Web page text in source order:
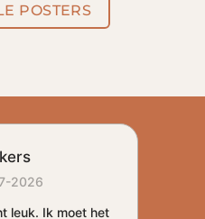
POSTERS